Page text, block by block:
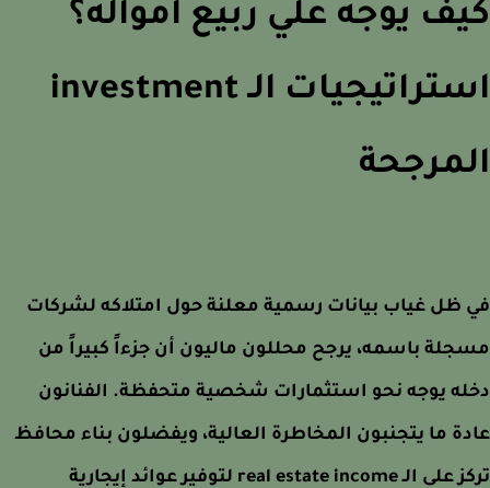
يوجه علي ربيع أمواله؟
استراتيجيات الـ investment
ظل غياب بيانات رسمية معلنة حول امتلاكه لشركات
باسمه، يرجح محللون ماليون أن جزءاً كبيراً من
يوجه نحو استثمارات شخصية متحفظة. الفنانون
ما يتجنبون المخاطرة العالية، ويفضلون بناء محافظ
تركز على الـ real estate income لتوفير عوائد إيجارية